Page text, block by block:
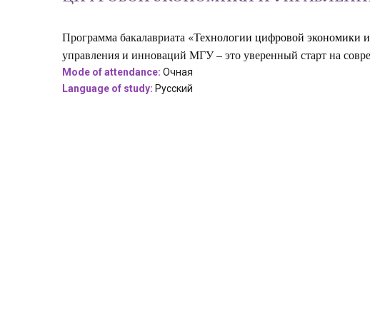
Программа бакалавриата «Технологии цифровой экономики
управления и инноваций МГУ – это уверенный старт на
Mode of attendance: Очная
Language of study: Русский